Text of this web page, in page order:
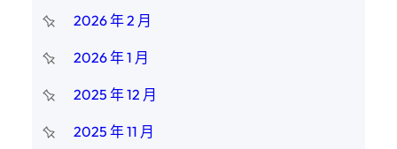
2026 年 2 月
2026 年 1 月
2025 年 12 月
2025 年 11 月